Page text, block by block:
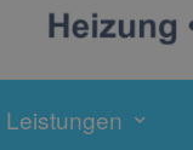
Leistungen